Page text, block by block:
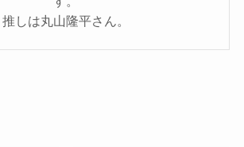
推しは丸山隆平さん。